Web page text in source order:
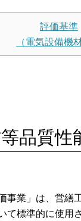
評価基準
（電気設備機
品質性
業」は、営繕
て標準的に使用